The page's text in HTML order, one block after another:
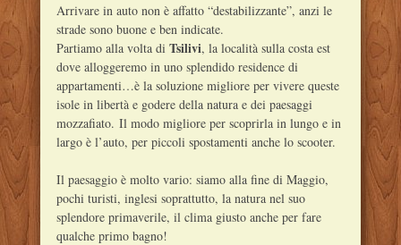
Arrivare in auto non è affatto “destabilizzante”, anzi le
strade sono buone e ben indicate.
Partiamo alla volta di Tsilivi, la località sulla costa est
dove alloggeremo in uno splendido residence di
appartamenti…è la soluzione migliore per vivere queste
isole in libertà e godere della natura e dei paesaggi
mozzafiato. Il modo migliore per scoprirla in lungo e in
largo è l’auto, per piccoli spostamenti anche lo scooter.
Il paesaggio è molto vario: siamo alla fine di Maggio,
pochi turisti, inglesi soprattutto, la natura nel suo
splendore primaverile, il clima giusto anche per fare
qualche primo bagno!